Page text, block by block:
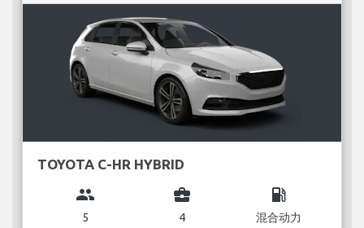
TOYOTA C-HR HYBRID
group
5
business_center
4
local_gas_station
混合动力